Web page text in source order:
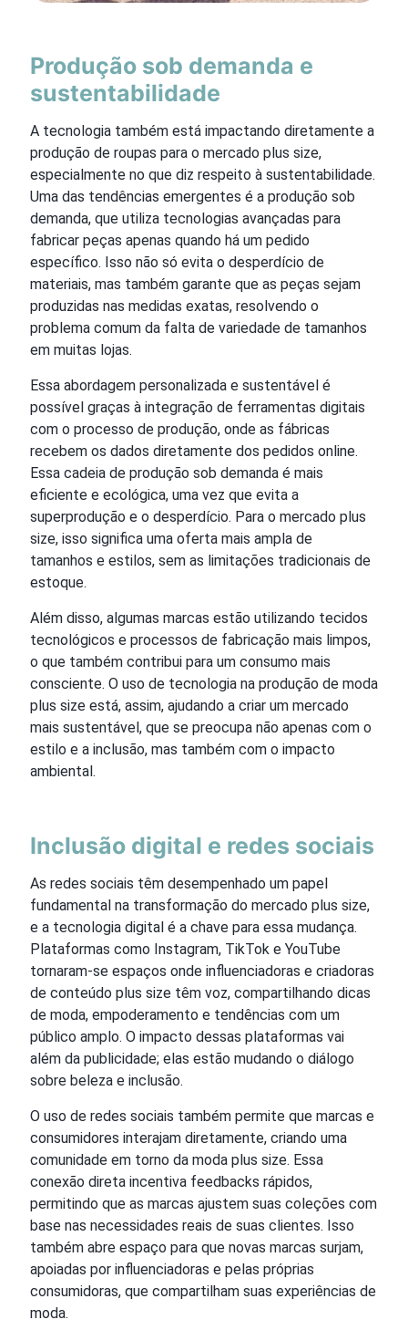
Produção sob demanda e
sustentabilidade
A tecnologia também está impactando diretamente a
produção de roupas para o mercado plus size,
especialmente no que diz respeito à sustentabilidade.
Uma das tendências emergentes é a produção sob
demanda, que utiliza tecnologias avançadas para
fabricar peças apenas quando há um pedido
específico. Isso não só evita o desperdício de
materiais, mas também garante que as peças sejam
produzidas nas medidas exatas, resolvendo o
problema comum da falta de variedade de tamanhos
em muitas lojas.
Essa abordagem personalizada e sustentável é
possível graças à integração de ferramentas digitais
com o processo de produção, onde as fábricas
recebem os dados diretamente dos pedidos online.
Essa cadeia de produção sob demanda é mais
eficiente e ecológica, uma vez que evita a
superprodução e o desperdício. Para o mercado plus
size, isso significa uma oferta mais ampla de
tamanhos e estilos, sem as limitações tradicionais de
estoque.
Além disso, algumas marcas estão utilizando tecidos
tecnológicos e processos de fabricação mais limpos,
o que também contribui para um consumo mais
consciente. O uso de tecnologia na produção de moda
plus size está, assim, ajudando a criar um mercado
mais sustentável, que se preocupa não apenas com o
estilo e a inclusão, mas também com o impacto
ambiental.
Inclusão digital e redes sociais
As redes sociais têm desempenhado um papel
fundamental na transformação do mercado plus size,
e a tecnologia digital é a chave para essa mudança.
Plataformas como Instagram, TikTok e YouTube
tornaram-se espaços onde influenciadoras e criadoras
de conteúdo plus size têm voz, compartilhando dicas
de moda, empoderamento e tendências com um
público amplo. O impacto dessas plataformas vai
além da publicidade; elas estão mudando o diálogo
sobre beleza e inclusão.
O uso de redes sociais também permite que marcas e
consumidores interajam diretamente, criando uma
comunidade em torno da moda plus size. Essa
conexão direta incentiva feedbacks rápidos,
permitindo que as marcas ajustem suas coleções com
base nas necessidades reais de suas clientes. Isso
também abre espaço para que novas marcas surjam,
apoiadas por influenciadoras e pelas próprias
consumidoras, que compartilham suas experiências de
moda.